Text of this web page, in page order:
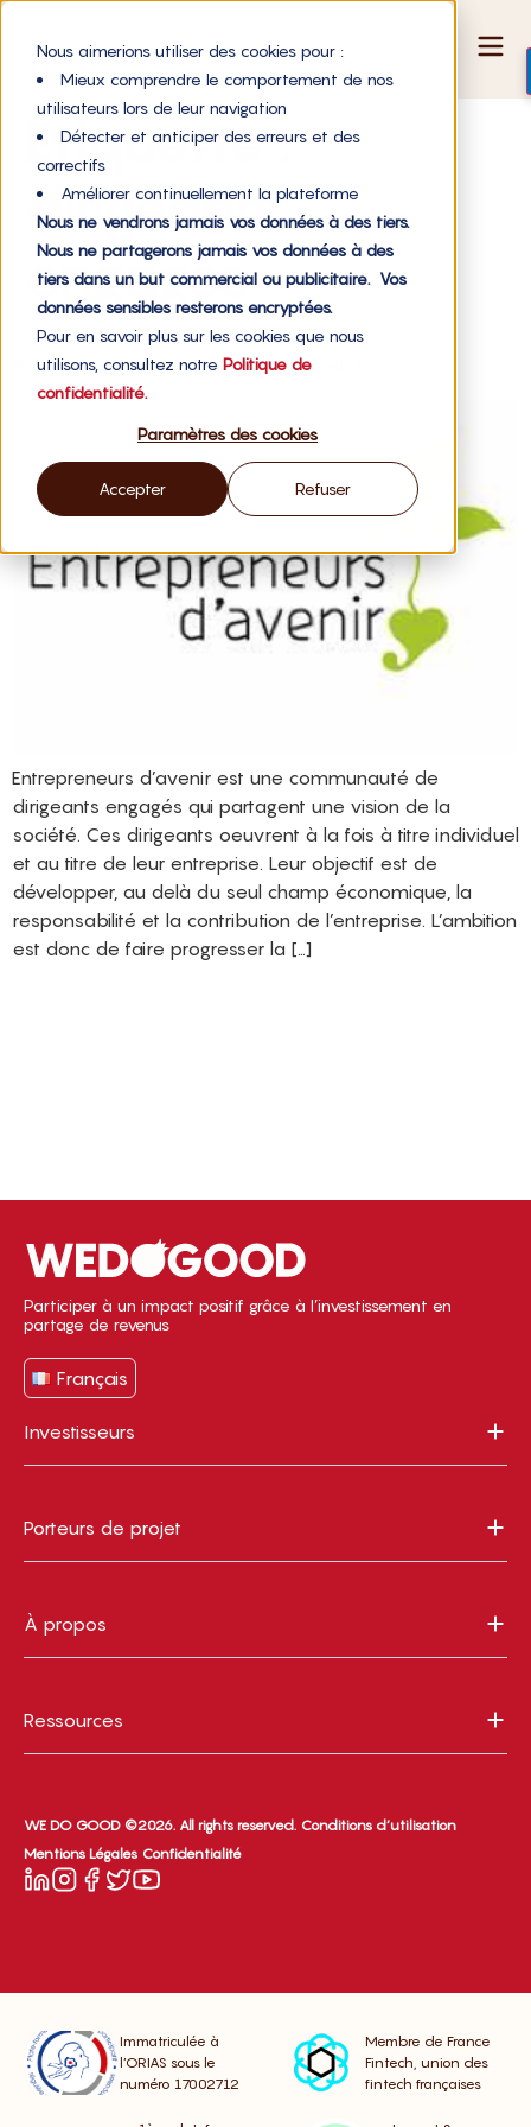
Nous aimerions utiliser des cookies pour :
Mieux comprendre le comportement de nos
utilisateurs lors de leur navigation
Détecter et anticiper des erreurs et des
correctifs
Améliorer continuellement la plateforme
Nous ne vendrons jamais vos données à des tiers.
Nous ne partagerons jamais vos données à des
tiers dans un but commercial ou publicitaire. Vos
données sensibles resterons encryptées.
Pour en savoir plus sur les cookies que nous
utilisons, consultez notre Politique de
confidentialité.
Paramètres des cookies
Accepter Refuser
Étiquette :
dirigeants
engagés
WE DO GOOD rejoint Entrepreneurs d’avenir !
Entrepreneurs d’avenir est une communauté de
dirigeants engagés qui partagent une vision de la
société. Ces dirigeants oeuvrent à la fois à titre individuel
et au titre de leur entreprise. Leur objectif est de
développer, au delà du seul champ économique, la
responsabilité et la contribution de l’entreprise. L’ambition
est donc de faire progresser la […]
Participer à un impact positif grâce à l’investissement en
partage de revenus
Français
Investisseurs
Porteurs de projet
À propos
Ressources
WE DO GOOD ©2026. All rights reserved. Conditions d’utilisation
Mentions Légales Confidentialité
Immatriculée à
l’ORIAS sous le
numéro 17002712
Membre de France
Fintech, union des
fintech françaises